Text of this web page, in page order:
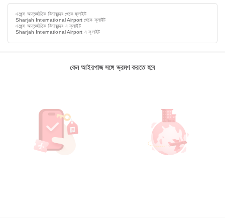
এথেন্স আন্তর্জাতিক বিমানবন্দর থেকে ফ্লাইট
Sharjah International Airport থেকে ফ্লাইট
এথেন্স আন্তর্জাতিক বিমানবন্দর এ ফ্লাইট
Sharjah International Airport এ ফ্লাইট
কেন আইরপাজ সঙ্গে ভ্রমণ করতে হবে